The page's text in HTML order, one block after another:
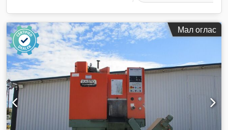
Мал оглас